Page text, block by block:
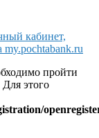
кабинет,
my.pochtabank.ru
пройти
этого